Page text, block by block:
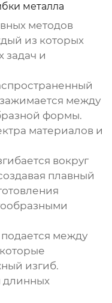
металла
методов
из которых
задач и
между
формы.
материалов и
вокруг
плавный
между
изгиб.
длинных